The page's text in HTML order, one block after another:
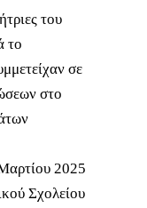
του
το
σε
στο
2025
Σχολείου